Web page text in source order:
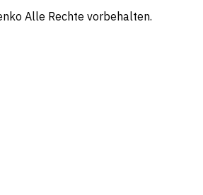
Alle Rechte vorbehalten.